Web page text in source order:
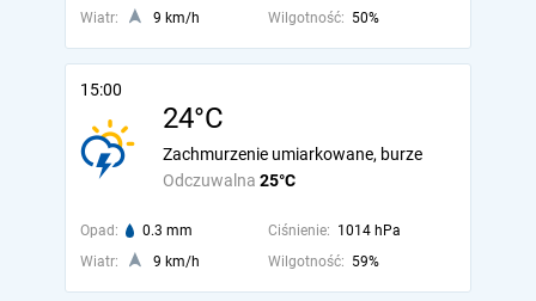
Wiatr:
9 km/h Wilgotność: 50%
15:00
24°C
Odczuwalna 25°C
Zachmurzenie umiarkowane, burze
Opad: 0.3 mm Ciśnienie: 1014 hPa
Wiatr:
9 km/h Wilgotność: 59%